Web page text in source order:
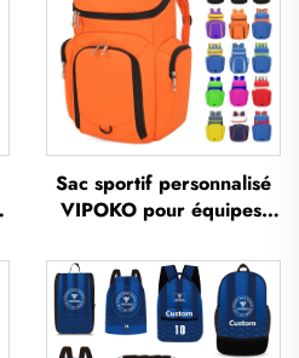
Sac sportif personnalisé
VIPOKO pour équipes,
basketball avec logo, sac
sportif décontracté pour
basketball, sac de voyage
pour basketball